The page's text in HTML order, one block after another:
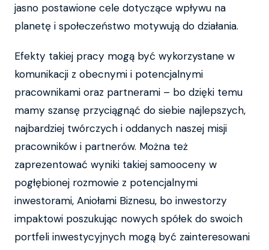
jasno postawione cele dotyczące wpływu na
planetę i społeczeństwo motywują do działania.
Efekty takiej pracy mogą być wykorzystane w
komunikacji z obecnymi i potencjalnymi
pracownikami oraz partnerami – bo dzięki temu
mamy szansę przyciągnąć do siebie najlepszych,
najbardziej twórczych i oddanych naszej misji
pracowników i partnerów. Można też
zaprezentować wyniki takiej samooceny w
pogłębionej rozmowie z potencjalnymi
inwestorami, Aniołami Biznesu, bo inwestorzy
impaktowi poszukując nowych spółek do swoich
portfeli inwestycyjnych mogą być zainteresowani